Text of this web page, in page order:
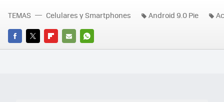
FACEBOOK
TWITTERFLIPBOARD
E-
WHATSAPP
TEMAS Celulares y Smartphones Android 9.0 Pie